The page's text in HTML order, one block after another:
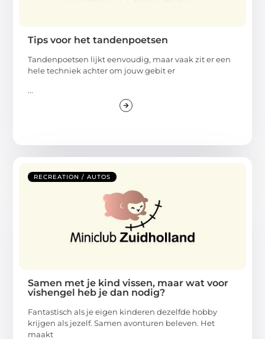
Tips voor het tandenpoetsen
Tandenpoetsen lijkt eenvoudig, maar vaak zit er een
hele techniek achter om jouw gebit er
...
RECREATION / AUTOS
Samen met je kind vissen, maar wat voor
vishengel heb je dan nodig?
Fantastisch als je eigen kinderen dezelfde hobby
krijgen als jezelf. Samen avonturen beleven. Het
maakt